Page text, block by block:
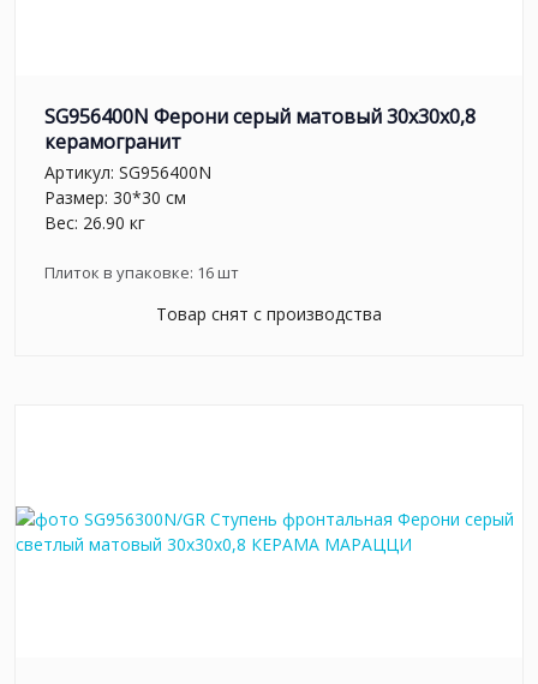
SG956400N Ферони серый матовый 30x30x0,8
керамогранит
Артикул: SG956400N
Размер: 30*30 см
Вес: 26.90 кг
Плиток в упаковке: 16шт
Товар снят с производства